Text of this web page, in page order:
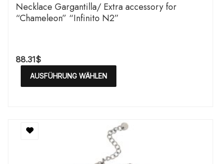
Necklace Gargantilla/ Extra accessory for
“Chameleon” “Infinito N2”
88.31$
AUSFÜHRUNG WÄHLEN